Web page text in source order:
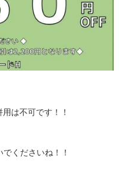
は不可です！！
くださいね！！